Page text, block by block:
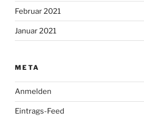
Februar 2021
Januar 2021
META
Anmelden
Eintrags-Feed